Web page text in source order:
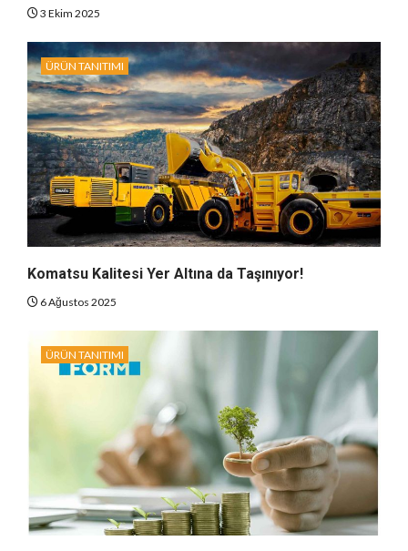
3 Ekim 2025
ÜRÜN TANITIMI
Komatsu Kalitesi Yer Altına da Taşınıyor!
6 Ağustos 2025
ÜRÜN TANITIMI